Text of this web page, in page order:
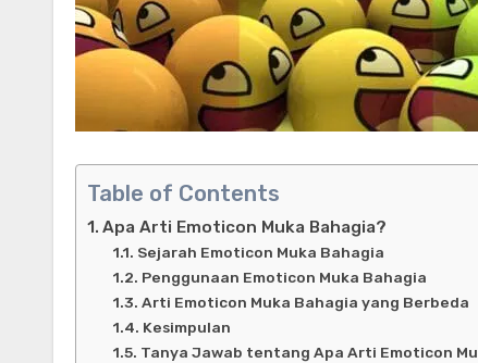
Table of Contents
Apa Arti Emoticon Muka Bahagia?
Sejarah Emoticon Muka Bahagia
Penggunaan Emoticon Muka Bahagia
Arti Emoticon Muka Bahagia yang Berbeda
Kesimpulan
Tanya Jawab tentang Apa Arti Emoticon